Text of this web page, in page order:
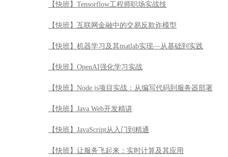
【快班】Tensorflow工程师职场实战技
【快班】互联网金融中的交易反欺诈模型
【快班】机器学习及其matlab实现—从基础到实践
【快班】OpenAI强化学习实战
【快班】Node.js项目实战：从编写代码到服务器部署
【快班】Java Web开发精讲
【快班】JavaScript从入门到精通
【快班】让服务飞起来：实时计算及其应用